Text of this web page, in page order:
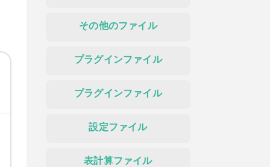
その他のファイル
プラグインファイル
プラグインファイル
設定ファイル
表計算ファイル